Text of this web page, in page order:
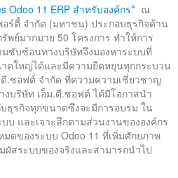
Odoo 11 ERP สำหรับองค์กร" ณ
ร์ตี้ จำกัด (มหาชน) ประกอบธุรกิจด้าน
ย์มากมาย 50 โครงการ ทำให้การ
ซับซ้อนทางบริษัทจึงมองหาระบบที่
ดใหญ่ได้และมีความยืดหยุนทุกกระบวน
.ซอฟต์ จำกัด ที่ความความเชี่ยวชาญ
บริษัท เอ็ม.ดี.ซอฟต์ ได้มีโอกาสนำ
ธุรกิจทุกขนาดซึ่งจะมีการอบรม ใน
บ และเจาะลึกตามส่วนงานขององค์กร
ดของระบบ Odoo 11 ที่เพิ่มศักยภาพ
ผัสระบบของจริงและสามารถนำไป